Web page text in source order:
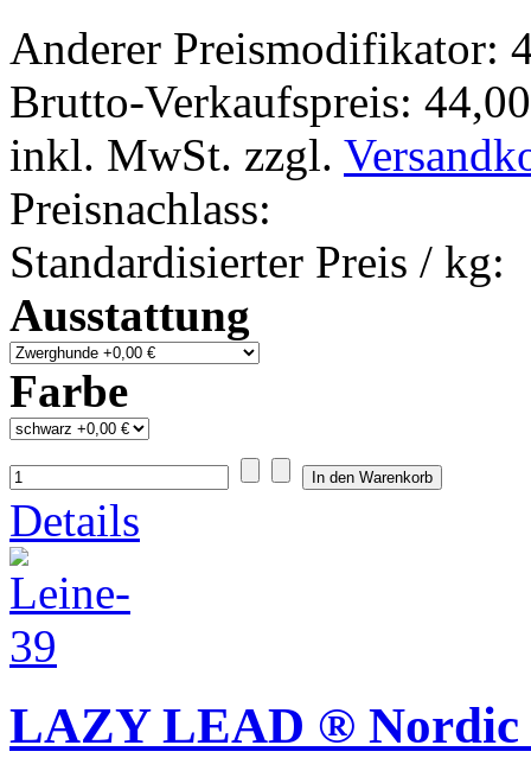
Anderer Preismodifikator:
Brutto-Verkaufspreis:
inkl. MwSt. zzgl.
Preisnachlass:
Standardisierter Preis / kg:
Ausstattung
Farbe
Details
LAZY LEAD ® Nordic